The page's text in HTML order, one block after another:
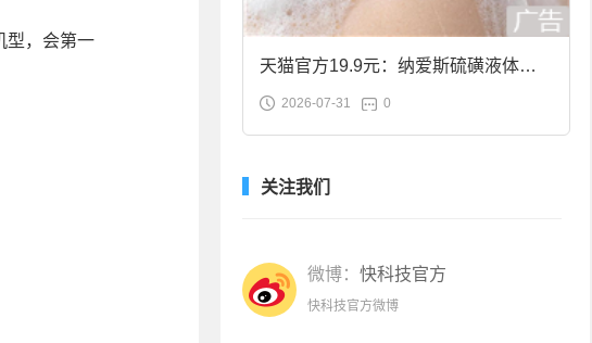
型，会第一
天猫官方19.9元：纳爱斯硫磺液体香
皂2斤大促
2026-07-31 0
关注我们
微博： 快科技官方
快科技官方微博